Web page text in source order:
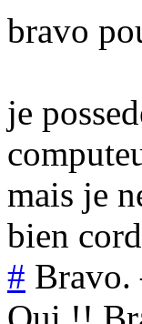
bravo
je
mais je
bien
# Bravo.